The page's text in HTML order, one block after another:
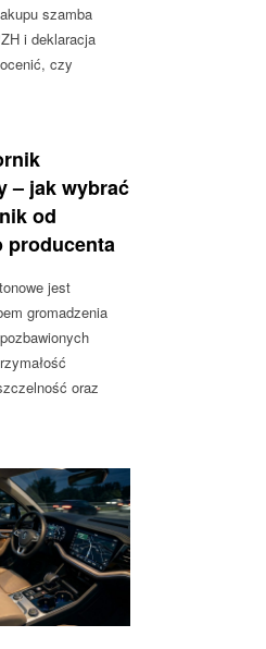
szamba
i deklaracja
czy
– jak wybrać
od
producenta
jest
gromadzenia
oraz